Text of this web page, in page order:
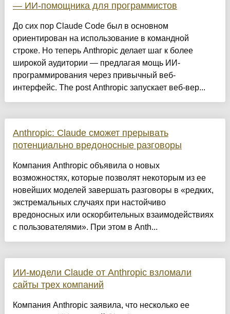
— ИИ-помощника для программистов
До сих пор Claude Code был в основном
ориентирован на использование в командной
строке. Но теперь Anthropic делает шаг к более
широкой аудитории — предлагая мощь ИИ-
программирования через привычный веб-
интерфейс. The post Anthropic запускает веб-вер...
Anthropic: Claude сможет прерывать
потенциально вредоносные разговоры
Компания Anthropic объявила о новых
возможностях, которые позволят некоторым из ее
новейших моделей завершать разговоры в «редких,
экстремальных случаях при настойчиво
вредоносных или оскорбительных взаимодействиях
с пользователями». При этом в Anth...
ИИ-модели Claude от Anthropic взломали
сайты трех компаний
Компания Anthropic заявила, что несколько ее